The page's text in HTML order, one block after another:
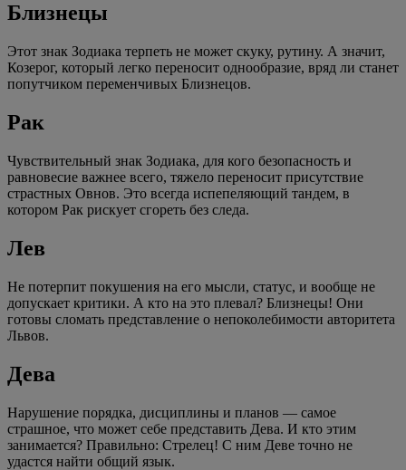
Близнецы
Этот знак Зодиака терпеть не может скуку, рутину. А значит,
Козерог, который легко переносит однообразие, вряд ли станет
попутчиком переменчивых Близнецов.
Рак
Чувствительный знак Зодиака, для кого безопасность и
равновесие важнее всего, тяжело переносит присутствие
страстных Овнов. Это всегда испепеляющий тандем, в
котором Рак рискует сгореть без следа.
Лев
Не потерпит покушения на его мысли, статус, и вообще не
допускает критики. А кто на это плевал? Близнецы! Они
готовы сломать представление о непоколебимости авторитета
Львов.
Дева
Нарушение порядка, дисциплины и планов — самое
страшное, что может себе представить Дева. И кто этим
занимается? Правильно: Стрелец! С ним Деве точно не
удастся найти общий язык.